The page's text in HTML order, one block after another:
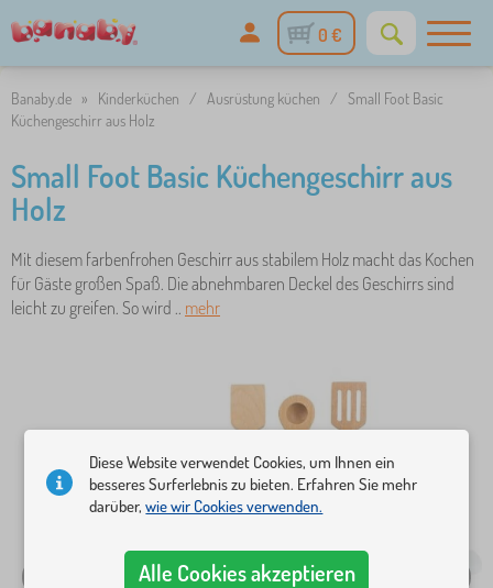
0 €
Banaby.de » Kinderküchen / Ausrüstung küchen / Small Foot Basic
Küchengeschirr aus Holz
Small Foot Basic Küchengeschirr aus
Holz
Mit diesem farbenfrohen Geschirr aus stabilem Holz macht das Kochen
für Gäste großen Spaß. Die abnehmbaren Deckel des Geschirrs sind
leicht zu greifen. So wird .. mehr
Diese Website verwendet Cookies, um Ihnen ein
besseres Surferlebnis zu bieten. Erfahren Sie mehr
darüber,wie wir Cookies verwenden.
Alle Cookies akzeptieren